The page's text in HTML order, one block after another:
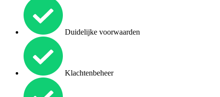
Duidelijke voorwaarden
Klachtenbeheer